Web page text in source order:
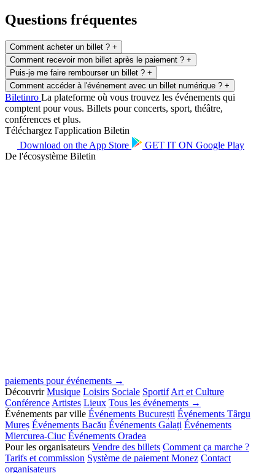
Questions fréquentes
Comment acheter un billet ? +
Comment recevoir mon billet après le paiement ? +
Puis-je me faire rembourser un billet ? +
Comment accéder à l'événement avec un billet numérique ? +
Biletinro La plateforme où vous trouvez les événements qui
comptent pour vous. Billets pour concerts, sport, théâtre,
conférences et plus.
Téléchargez l'application Biletin
Download on the App Store GET IT ON Google Play
De l'écosystème Biletin
paiements pour événements →
Découvrir Musique Loisirs Sociale Sportif Art et Culture
Conférence Artistes Lieux Tous les événements →
Événements par ville Événements București Événements Târgu
Mureș Événements Bacău Événements Galați Événements
Miercurea-Ciuc Événements Oradea
Pour les organisateurs Vendre des billets Comment ça marche ?
Tarifs et commission Système de paiement Monez Contact
organisateurs